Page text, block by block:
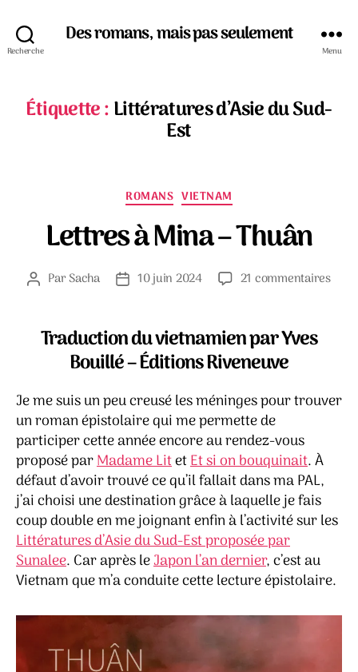
Recherche
Des romans, mais pas seulement
Menu
Étiquette :Littératures d’Asie du Sud-
Est
Catégories
ROMANS VIETNAM
Lettres à Mina – Thuân
Auteur
ParSacha
Date10 juin 2024 21 commentairessur
Traduction du vietnamien par Yves
Bouillé – Éditions Riveneuve
Je me suis un peu creusé les méninges pour trouver
un roman épistolaire qui me permette de
participer cette année encore au rendez-vous
proposé parMadame LitetEt si on bouquinait. À
défaut d’avoir trouvé ce qu’il fallait dans ma PAL,
j’ai choisi une destination grâce à laquelle je fais
coup double en me joignant enfin à l’activité sur les
Littératures d’Asie du Sud-Est proposée par
Sunalee. Car après leJapon l’an dernier, c’est au
Vietnam que m’a conduite cette lecture épistolaire.